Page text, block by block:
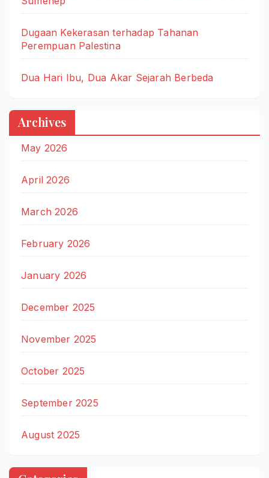
Dugaan Kekerasan terhadap Tahanan
Perempuan Palestina
Dua Hari Ibu, Dua Akar Sejarah Berbeda
Archives
May 2026
April 2026
March 2026
February 2026
January 2026
December 2025
November 2025
October 2025
September 2025
August 2025